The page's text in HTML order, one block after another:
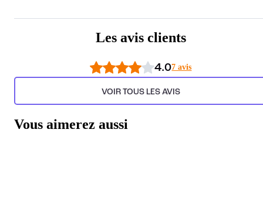
Les avis clients
4.07 avis
VOIR TOUS LES AVIS
Vous aimerez aussi